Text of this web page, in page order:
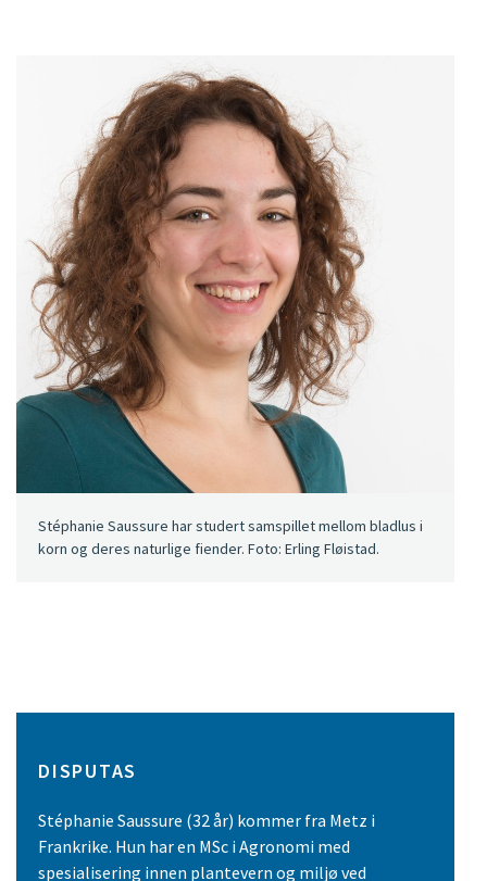
Stéphanie Saussure har studert samspillet mellom bladlus i
korn og deres naturlige fiender. Foto: Erling Fløistad.
DISPUTAS
Stéphanie Saussure (32 år) kommer fra Metz i
Frankrike. Hun har en MSc i Agronomi med
spesialisering innen plantevern og miljø ved